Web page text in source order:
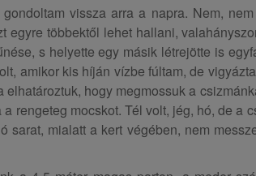
vissza arra a napra. Nem,
egyre többektől lehet hallani,
s helyette egy másik létrejötte is
amikor kis híján vízbe fúltam, de
elhatároztuk, hogy megmossuk a
rengeteg mocskot. Tél volt, jég, hó, de a
sarat, mialatt a kert végében, nem